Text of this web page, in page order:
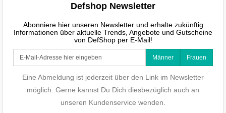
Defshop Newsletter
Abonniere hier unseren Newsletter und erhalte zukünftig
Informationen über aktuelle Trends, Angebote und Gutscheine
von DefShop per E-Mail!
Männer Frauen
Eine Abmeldung ist jederzeit über den Link im Newsletter
möglich. Gerne kannst Du Dich diesbezüglich auch an
unseren Kundenservice wenden.